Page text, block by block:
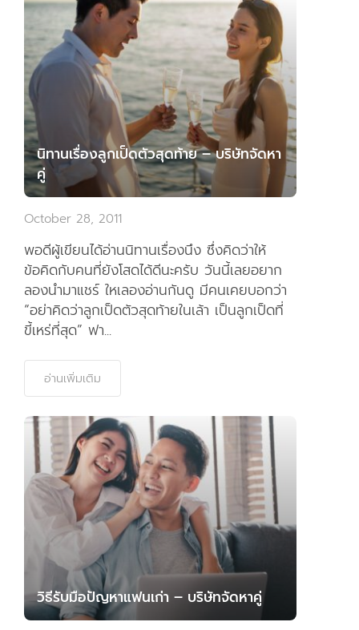
นิทานเรื่องลูกเป็ดตัวสุดท้าย – บริษัทจัดหา
คู่
October 28, 2011
พอดีผู้เขียนได้อ่านนิทานเรื่องนึง ซึ่งคิดว่าให้
ข้อคิดกับคนที่ยังโสดได้ดีนะครับ วันนี้เลยอยาก
ลองนำมาแชร์ ใหเลองอ่านกันดู มีคนเคยบอกว่า
“อย่าคิดว่าลูกเป็ดตัวสุดท้ายในเล้า เป็นลูกเป็ดที่
ขี้เหร่ที่สุด” ฟา...
อ่านเพิ่มเติม
วิธีรับมือปัญหาแฟนเก่า – บริษัทจัดหาคู่